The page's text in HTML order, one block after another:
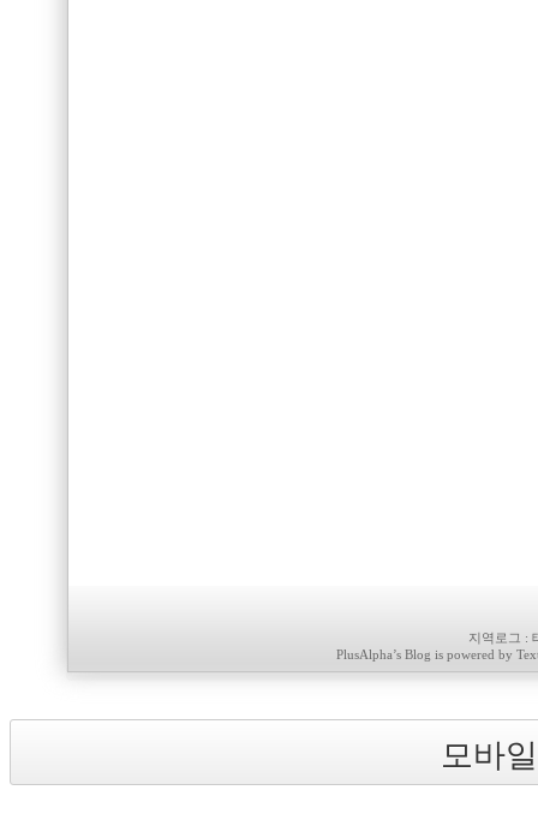
지역로그 :
PlusAlpha’s Blog is powered by
모바